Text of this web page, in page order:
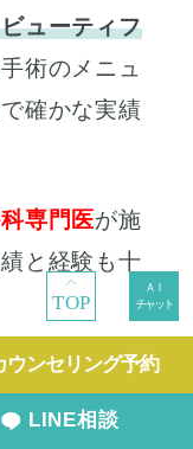
TOP
ウンセリング予約
LINE相談
ューティフ
術のメニュ
確かな実績
専門医が施
と経験も十
アルロン酸
に対応して